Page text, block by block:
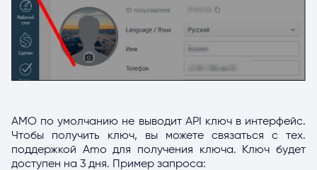
AMO по умолчанию не выводит API ключ в интерфейс.
Чтобы получить ключ, вы можете связаться с тех.
поддержкой Amo для получения ключа. Ключ будет
доступен на 3 дня. Пример запроса: